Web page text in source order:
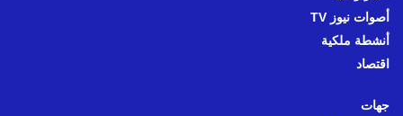
أصوات نيوز TV
أنشطة ملكية
اقتصاد
جهات